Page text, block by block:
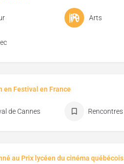
Arts
en Festival en France
de Cannes
au Prix lycéen du cinéma québécois